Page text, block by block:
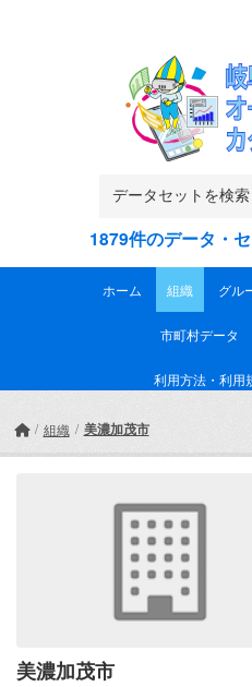
1879件のデータ・
ホーム 組織 グル
市町村データ
利用方法・利用
組織 美濃加茂市
美濃加茂市